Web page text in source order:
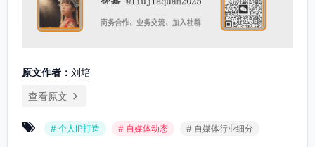
原文作者： 刘培
查看原文
# 个人IP打造 # 自媒体动态 # 自媒体行业细分